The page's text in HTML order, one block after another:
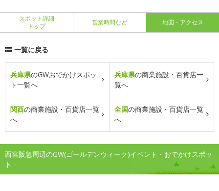
スポット詳細
トップ
営業時間など 地図・アクセス
一覧に戻る
兵庫県のGWおでかけスポッ
ト一覧へ
兵庫県の商業施設・百貨店一
覧へ
関西の商業施設・百貨店一覧
へ
全国の商業施設・百貨店一覧
へ
西宮阪急周辺のGW(ゴールデンウィーク)イベント・おでかけスポッ
ト